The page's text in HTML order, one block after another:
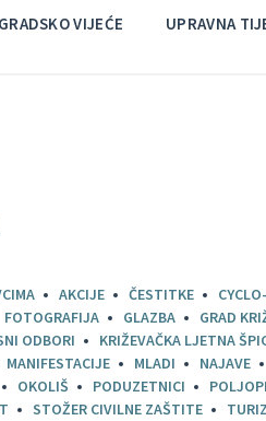
GRADSKO VIJEĆE UPRAVNA
AKCIJE ČESTITKE
FOTOGRAFIJA GLAZBA
GRAD
ODBORI
KRIŽEVAČKA LJETNA
MANIFESTACIJE MLADI NAJAVE
OKOLIŠ PODUZETNICI
STOŽER CIVILNE ZAŠTITE